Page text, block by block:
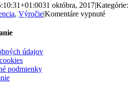
31 októbra, 2017|Kategórie:
, Výročie|Komentáre vypnuténa
údajov
podmienky